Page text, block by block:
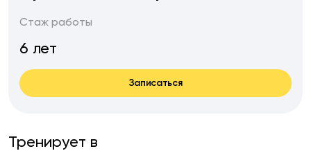
Стаж работы
6 лет
Записаться
Тренирует в